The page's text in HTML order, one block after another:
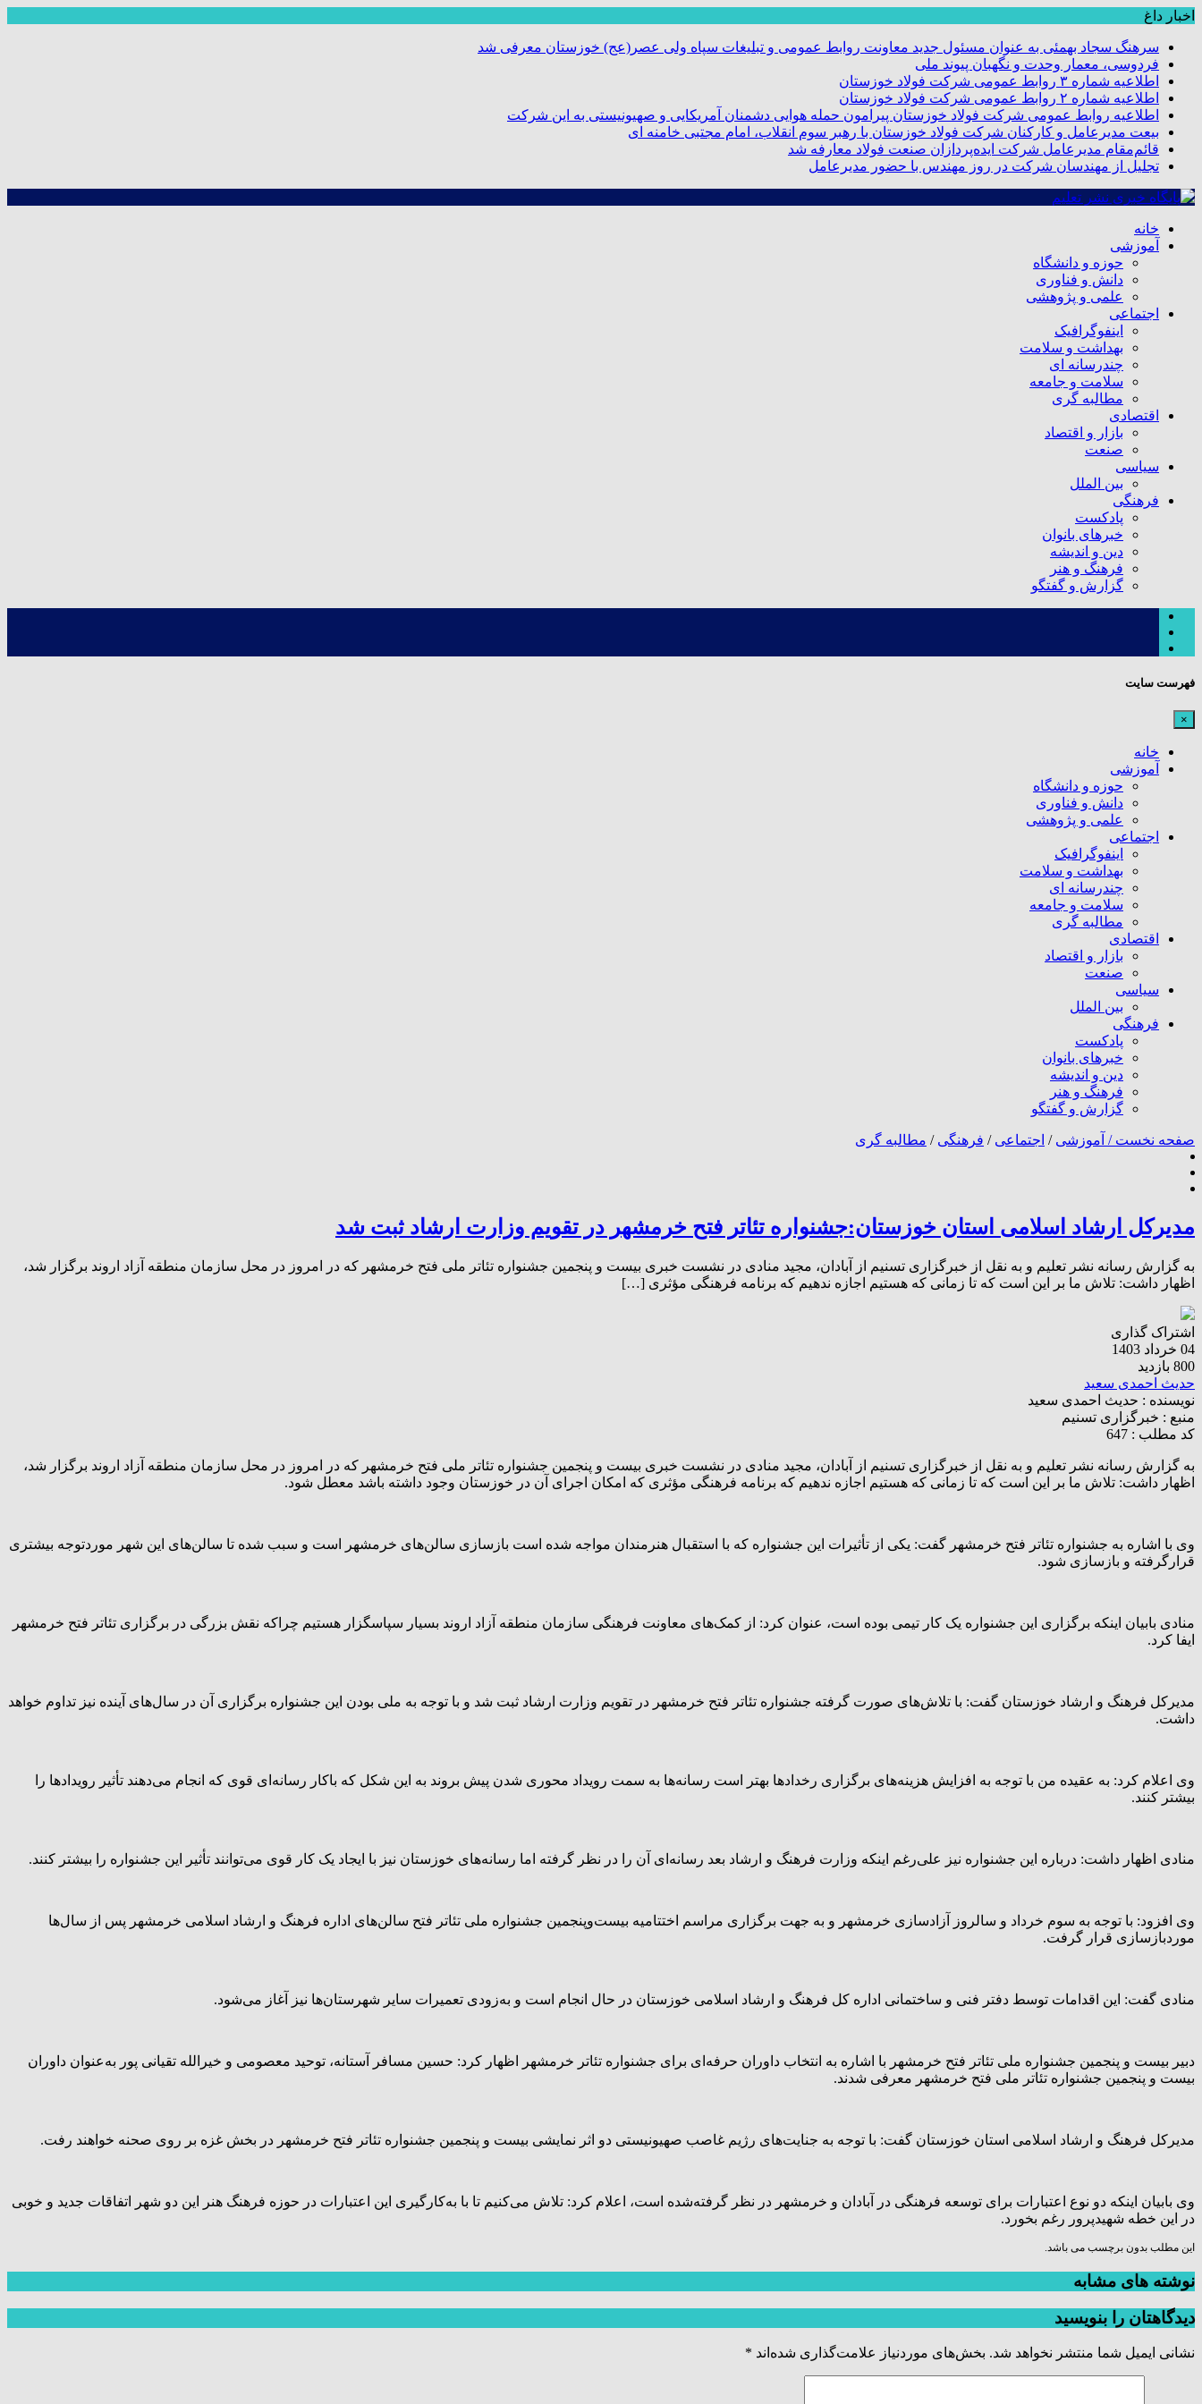
اخبار داغ
سرهنگ سجاد بهمئی به عنوان مسئول جدید معاونت روابط عمومی و تبلیغات سپاه ولی عصر(عج) خوزستان معرفی شد
فردوسی، معمار وحدت و نگهبان پیوند ملی
اطلاعیه شماره ۳ روابط عمومی شرکت فولاد خوزستان
اطلاعیه شماره ۲ روابط عمومی شرکت فولاد خوزستان
اطلاعیه روابط عمومی شرکت فولاد خوزستان پیرامون حمله هوایی دشمنان آمریکایی و صهیونیستی به این شرکت
بیعت مدیرعامل و کارکنان شرکت فولاد خوزستان با رهبر سوم انقلاب، امام مجتبی خامنه ای
قائم‌مقام مدیرعامل شرکت ایده‌پردازان صنعت فولاد معارفه شد
تجلیل از مهندسان شرکت در روز مهندس با حضور مدیرعامل
خانه
آموزشی
حوزه و دانشگاه
دانش و فناوری
علمی و پژوهشی
اجتماعی
اینفوگرافیک
بهداشت و سلامت
چندرسانه ای
سلامت و جامعه
مطالبه گری
اقتصادی
بازار و اقتصاد
صنعت
سیاسی
بین الملل
فرهنگی
پادکست
خبرهای بانوان
دین و اندیشه
فرهنگ و هنر
گزارش و گفتگو
فهرست سایت
×
خانه
آموزشی
حوزه و دانشگاه
دانش و فناوری
علمی و پژوهشی
اجتماعی
اینفوگرافیک
بهداشت و سلامت
چندرسانه ای
سلامت و جامعه
مطالبه گری
اقتصادی
بازار و اقتصاد
صنعت
سیاسی
بین الملل
فرهنگی
پادکست
خبرهای بانوان
دین و اندیشه
فرهنگ و هنر
گزارش و گفتگو
صفحه نخست / آموزشی / اجتماعی / فرهنگی / مطالبه گری
مدیرکل ارشاد اسلامی استان خوزستان:جشنواره تئاتر فتح خرمشهر در تقویم وزارت ارشاد ثبت شد
به گزارش رسانه نشر تعلیم و به نقل از خبرگزاری تسنیم از آبادان، مجید منادی در نشست خبری بیست و پنجمین جشنواره تئاتر ملی فتح خرمشهر که در امروز در محل سازمان منطقه آزاد اروند برگزار شد،
اظهار داشت: تلاش ما بر این است که تا زمانی که هستیم اجازه ندهیم که برنامه فرهنگی مؤثری […]
اشتراک گذاری
04 خرداد 1403
800 بازدید
حدیث احمدی سعید
نویسنده : حدیث احمدی سعید
منبع : خبرگزاری تسنیم
کد مطلب : 647
به گزارش رسانه نشر تعلیم و به نقل از خبرگزاری تسنیم از آبادان، مجید منادی در نشست خبری بیست و پنجمین جشنواره تئاتر ملی فتح خرمشهر که در امروز در محل سازمان منطقه آزاد اروند برگزار شد،
اظهار داشت: تلاش ما بر این است که تا زمانی که هستیم اجازه ندهیم که برنامه فرهنگی مؤثری که امکان اجرای آن در خوزستان وجود داشته باشد معطل شود.
وی با اشاره به جشنواره تئاتر فتح خرمشهر گفت: یکی از تأثیرات این جشنواره که با استقبال هنرمندان مواجه شده است بازسازی سالن‌های خرمشهر است و سبب شده تا سالن‌های این شهر موردتوجه بیشتری
قرارگرفته و بازسازی شود.
منادی بابیان اینکه برگزاری این جشنواره یک کار تیمی بوده است، عنوان کرد: از کمک‌های معاونت فرهنگی سازمان منطقه آزاد اروند بسیار سپاسگزار هستیم چراکه نقش بزرگی در برگزاری تئاتر فتح خرمشهر
ایفا کرد.
مدیرکل فرهنگ و ارشاد خوزستان گفت: با تلاش‌های صورت گرفته جشنواره تئاتر فتح خرمشهر در تقویم وزارت ارشاد ثبت شد و با توجه به ملی بودن این جشنواره برگزاری آن در سال‌های آینده نیز تداوم خواهد
داشت.
وی اعلام کرد: به عقیده من با توجه به افزایش هزینه‌های برگزاری رخدادها بهتر است رسانه‌ها به سمت رویداد محوری شدن پیش بروند به این شکل که باکار رسانه‌ای قوی که انجام می‌دهند تأثیر رویدادها را
بیشتر کنند.
منادی اظهار داشت: درباره این جشنواره نیز علی‌رغم اینکه وزارت فرهنگ و ارشاد بعد رسانه‌ای آن را در نظر گرفته اما رسانه‌های خوزستان نیز با ایجاد یک کار قوی می‌توانند تأثیر این جشنواره را بیشتر کنند.
وی افزود: با توجه به سوم خرداد و سالروز آزادسازی خرمشهر و به جهت برگزاری مراسم اختتامیه بیست‌وپنجمین جشنواره ملی تئاتر فتح سالن‌های اداره فرهنگ و ارشاد اسلامی خرمشهر پس از سال‌ها
موردبازسازی قرار گرفت.
منادی گفت: این اقدامات توسط دفتر فنی و ساختمانی اداره کل فرهنگ و ارشاد اسلامی خوزستان در حال انجام است و به‌زودی تعمیرات سایر شهرستان‌ها نیز آغاز می‌شود.
دبیر بیست و پنجمین جشنواره ملی تئاتر فتح خرمشهر با اشاره به انتخاب داوران حرفه‌ای برای جشنواره تئاتر خرمشهر اظهار کرد: حسین مسافر آستانه، توحید معصومی و خیرالله تقیانی پور به‌عنوان داوران
بیست و پنجمین جشنواره تئاتر ملی فتح خرمشهر معرفی شدند.
مدیرکل فرهنگ و ارشاد اسلامی استان خوزستان گفت: با توجه به جنایت‌های رژیم غاصب صهیونیستی دو اثر نمایشی بیست و پنجمین جشنواره تئاتر فتح خرمشهر در بخش غزه بر روی صحنه خواهند رفت.
وی بابیان اینکه دو نوع اعتبارات برای توسعه فرهنگی در آبادان و خرمشهر در نظر گرفته‌شده است، اعلام کرد: تلاش می‌کنیم تا با به‌کارگیری این اعتبارات در حوزه فرهنگ هنر این دو شهر اتفاقات جدید و خوبی
در این خطه شهیدپرور رغم بخورد.
این مطلب بدون برچسب می باشد.
نوشته های مشابه
دیدگاهتان را بنویسید
نشانی ایمیل شما منتشر نخواهد شد. بخش‌های موردنیاز علامت‌گذاری شده‌اند *